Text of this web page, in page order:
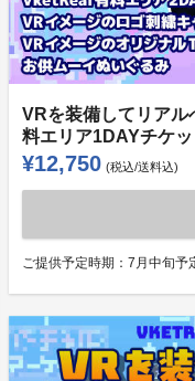
VRを装備してリア
料エリア1DAYチケッ
¥12,750 (税込/送料込)
ご提供予定時期： 7月中旬予